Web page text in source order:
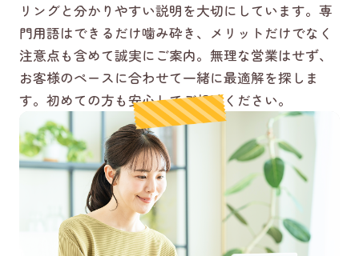
リングと分かりやすい説明を大切にしています。専
門用語はできるだけ噛み砕き、メリットだけでなく
注意点も含めて誠実にご案内。無理な営業はせず、
お客様のペースに合わせて一緒に最適解を探しま
す。初めての方も安心してご相談ください。